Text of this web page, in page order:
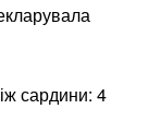
сардини: 4